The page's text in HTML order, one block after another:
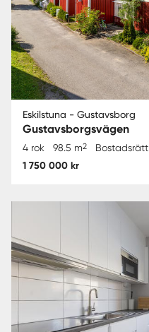
Eskilstuna - Gustavsborg
Gustavsborgsvägen
4 rok 98.5 m2 Bostadsrätt
1 750 000 kr